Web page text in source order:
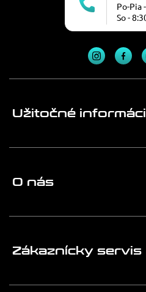
Po-Pia
So -
Užitočné
O nás
Zákaznícky servis